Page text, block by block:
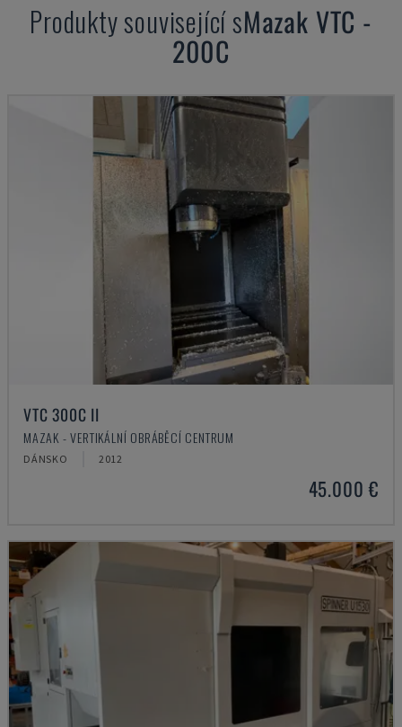
Produkty související sMazak VTC -
200C
VTC 300C II
MAZAK - VERTIKÁLNÍ OBRÁBĚCÍ CENTRUM
DÁNSKO 2012
45.000 €